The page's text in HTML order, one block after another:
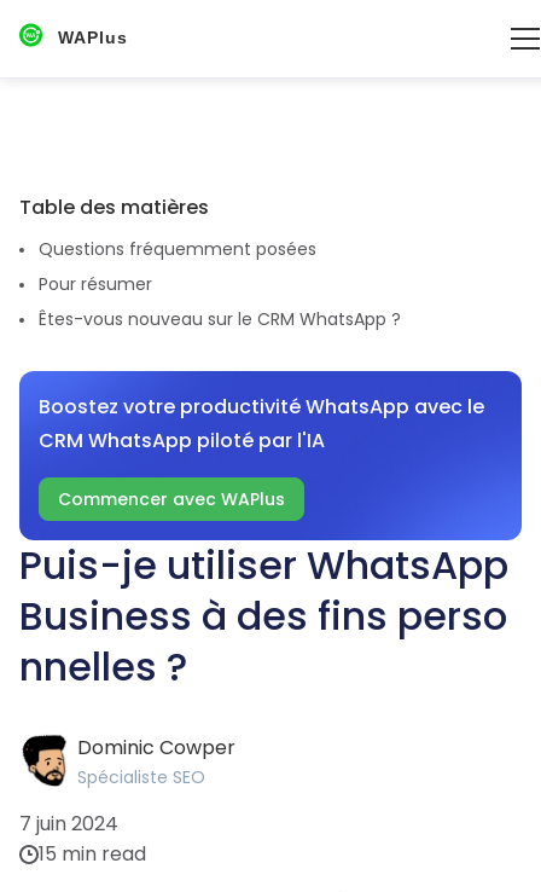
WAPlus
Puis-je utiliser WhatsApp
Business à des fins perso
nnelles ?
Dominic Cowper
Spécialiste SEO
7 juin 2024
15 min read
Table des matières
Questions fréquemment posées
Pour résumer
Êtes-vous nouveau sur le CRM WhatsApp ?
Boostez votre productivité WhatsApp avec le
CRM WhatsApp piloté par l'IA
Commencer avec WAPlus